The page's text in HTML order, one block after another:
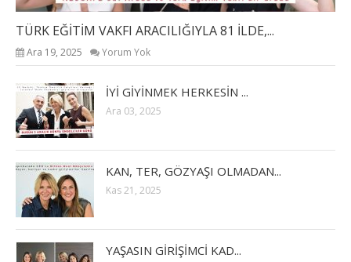
TÜRK EĞİTİM VAKFI ARACILIĞIYLA 81 İLDE,...
Ara 19, 2025 Yorum Yok
İYİ GİYİNMEK HERKESİN ...
Ara 03, 2025
KAN, TER, GÖZYAŞI OLMADAN...
Kas 21, 2025
YAŞASIN GİRİŞİMCİ KAD...